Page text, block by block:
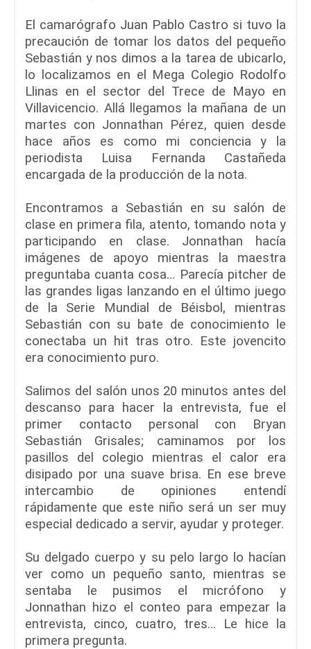
El camarógrafo Juan Pablo Castro si tuvo la
precaución de tomar los datos del pequeño
Sebastián y nos dimos a la tarea de ubicarlo,
lo localizamos en el Mega Colegio Rodolfo
Llinas en el sector del Trece de Mayo en
Villavicencio. Allá llegamos la mañana de un
martes con Jonnathan Pérez, quien desde
hace años es como mi conciencia y la
periodista Luisa Fernanda Castañeda
encargada de la producción de la nota.
Encontramos a Sebastián en su salón de
clase en primera fila, atento, tomando nota y
participando en clase. Jonnathan hacía
imágenes de apoyo mientras la maestra
preguntaba cuanta cosa… Parecía pitcher de
las grandes ligas lanzando en el último juego
de la Serie Mundial de Béisbol, mientras
Sebastián con su bate de conocimiento le
conectaba un hit tras otro. Este jovencito
era conocimiento puro.
Salimos del salón unos 20 minutos antes del
descanso para hacer la entrevista, fue el
primer contacto personal con Bryan
Sebastián Grisales; caminamos por los
pasillos del colegio mientras el calor era
disipado por una suave brisa. En ese breve
intercambio de opiniones entendí
rápidamente que este niño será un ser muy
especial dedicado a servir, ayudar y proteger.
Su delgado cuerpo y su pelo largo lo hacían
ver como un pequeño santo, mientras se
sentaba le pusimos el micrófono y
Jonnathan hizo el conteo para empezar la
entrevista, cinco, cuatro, tres… Le hice la
primera pregunta.